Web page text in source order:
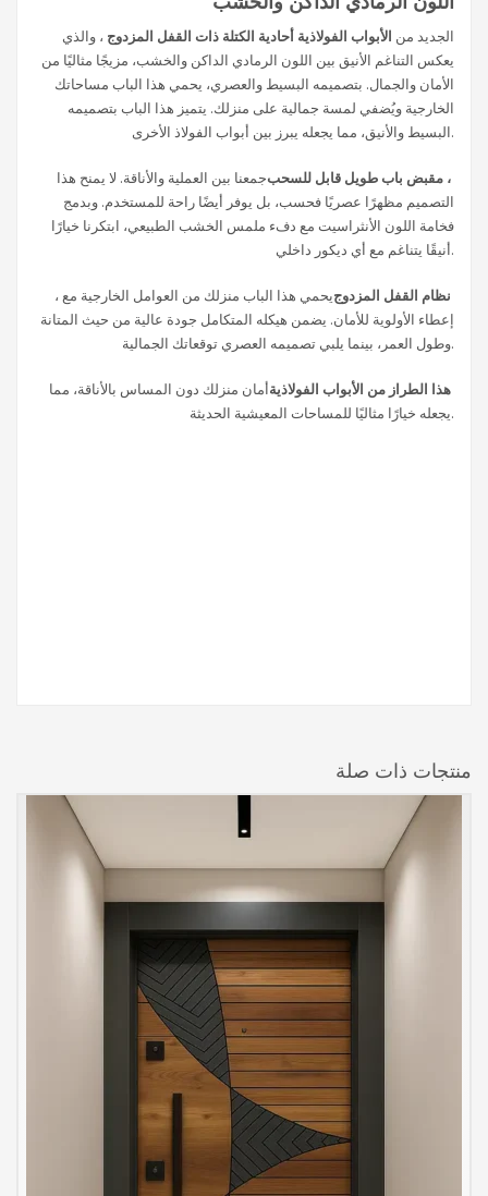
الجديد من الأبواب الفولاذية أحادية الكتلة ذات القفل المزدوج ، والذي
يعكس التناغم الأنيق بين اللون الرمادي الداكن والخشب، مزيجًا مثاليًا من
الأمان والجمال. بتصميمه البسيط والعصري، يحمي هذا الباب مساحاتك
الخارجية ويُضفي لمسة جمالية على منزلك. يتميز هذا الباب بتصميمه
البسيط والأنيق، مما يجعله يبرز بين أبواب الفولاذ الأخرى.
مقبض باب طويل قابل للسحب ،
جمعنا بين العملية والأناقة. لا يمنح هذا
التصميم مظهرًا عصريًا فحسب، بل يوفر أيضًا راحة للمستخدم. وبدمج
فخامة اللون الأنثراسيت مع دفء ملمس الخشب الطبيعي، ابتكرنا خيارًا
أنيقًا يتناغم مع أي ديكور داخلي.
، يحمي هذا الباب منزلك من العوامل الخارجية مع
إعطاء الأولوية للأمان. يضمن هيكله المتكامل جودة عالية من حيث المتانة
وطول العمر، بينما يلبي تصميمه العصري توقعاتك الجمالية.
أمان منزلك دون المساس بالأناقة، مما
يجعله خيارًا مثاليًا للمساحات المعيشية الحديثة.
منتجات ذات صلة